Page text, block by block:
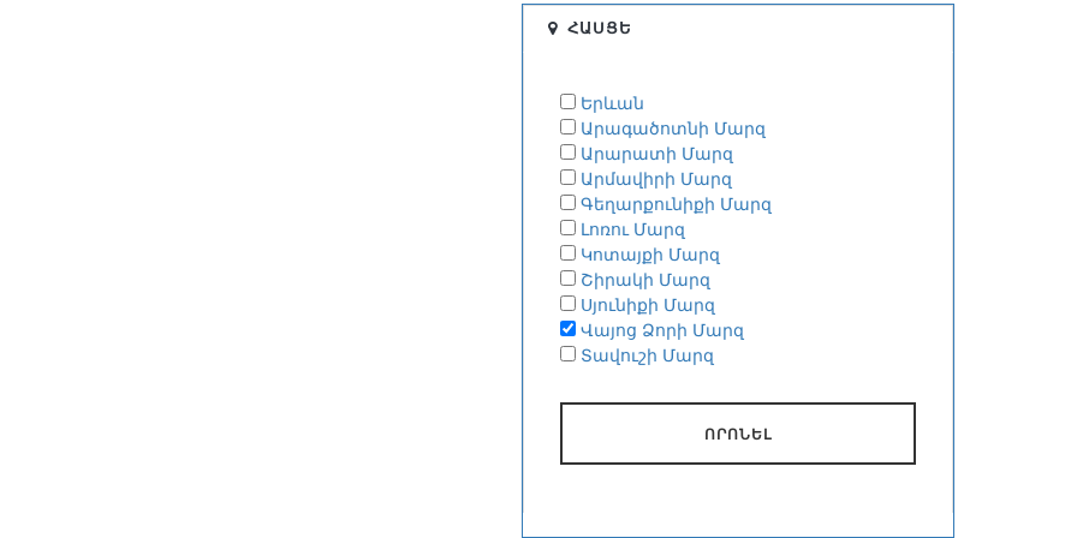
ՀԱՍՑԵ
Երևան
Արագածոտնի Մարզ
Արարատի Մարզ
Արմավիրի Մարզ
Գեղարքունիքի Մարզ
Լոռու Մարզ
Կոտայքի Մարզ
Շիրակի Մարզ
Սյունիքի Մարզ
Վայոց Ձորի Մարզ
Տավուշի Մարզ
ՈՐՈՆԵԼ